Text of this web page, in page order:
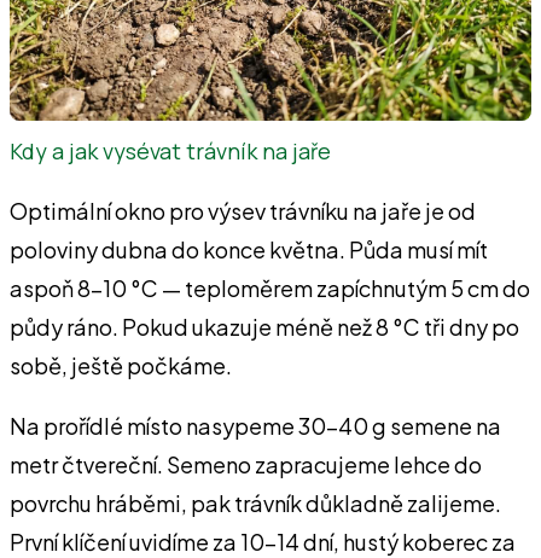
Kdy a jak vysévat trávník na jaře
Optimální okno pro výsev trávníku na jaře je od
poloviny dubna do konce května. Půda musí mít
aspoň 8–10 °C — teploměrem zapíchnutým 5 cm do
půdy ráno. Pokud ukazuje méně než 8 °C tři dny po
sobě, ještě počkáme.
Na prořídlé místo nasypeme 30–40 g semene na
metr čtvereční. Semeno zapracujeme lehce do
povrchu hráběmi, pak trávník důkladně zalijeme.
První klíčení uvidíme za 10–14 dní, hustý koberec za